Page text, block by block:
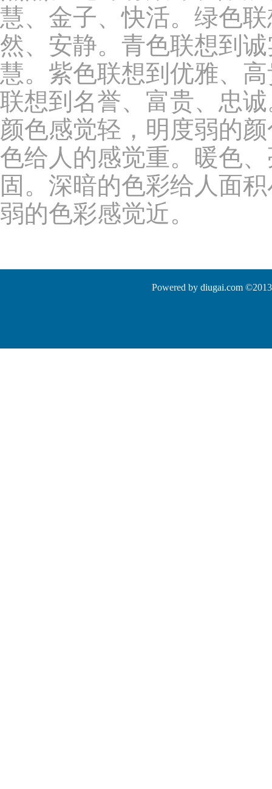
慧、金子、快活。绿色
然、安静。青色联想到
慧。紫色联想到优雅、
联想到名誉、富贵、忠
颜色感觉轻，明度弱的
色给人的感觉重。暖色
固。深暗的色彩给人面
弱的色彩感觉近。
Powered by diugai.com